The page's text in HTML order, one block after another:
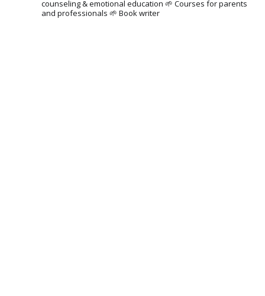
counseling & emotional education 🌱 Courses for parents
and professionals 🌱 Book writer